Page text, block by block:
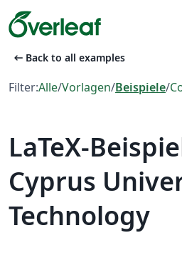
arrow_left_alt Back to all examples
Filter:Alle/Vorlagen/Beispiele/
LaTeX-
Cyprus
Technology